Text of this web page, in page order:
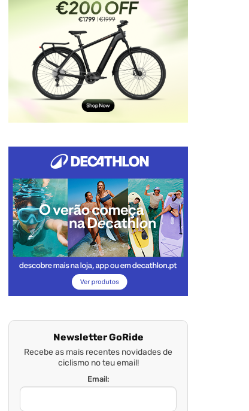
Newsletter GoRide
Recebe as mais recentes novidades de
ciclismo no teu email!
Email: